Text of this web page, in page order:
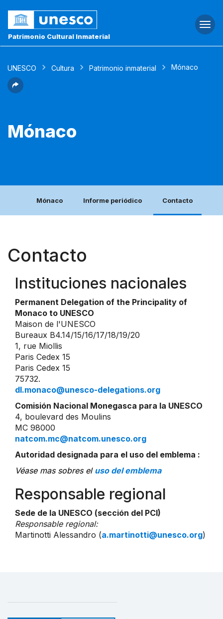
Patrimonio Cultural Inmaterial
UNESCO Cultura Patrimonio inmaterial Mónaco
Mónaco
Mónaco Informe periódico Contacto
Contacto
Instituciones nacionales
Permanent Delegation of the Principality of
Monaco to UNESCO
Maison de l'UNESCO
Bureaux B4.14/15/16/17/18/19/20
1, rue Miollis
Paris Cedex 15
Paris Cedex 15
75732.
dl.monaco@unesco-delegations.org
Comisión Nacional Monegasca para la UNESCO
4, boulevard des Moulins
MC 98000
natcom.mc@natcom.unesco.org
Autoridad designada para el uso del emblema :
Véase mas sobres el uso del emblema
Responsable regional
Sede de la UNESCO (sección del PCI)
Responsable regional:
Martinotti Alessandro (a.martinotti@unesco.org)